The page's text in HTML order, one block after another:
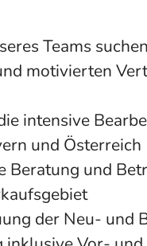
Teams
motivierten
intensive
und Österreich
Beratung und
der Neu- und